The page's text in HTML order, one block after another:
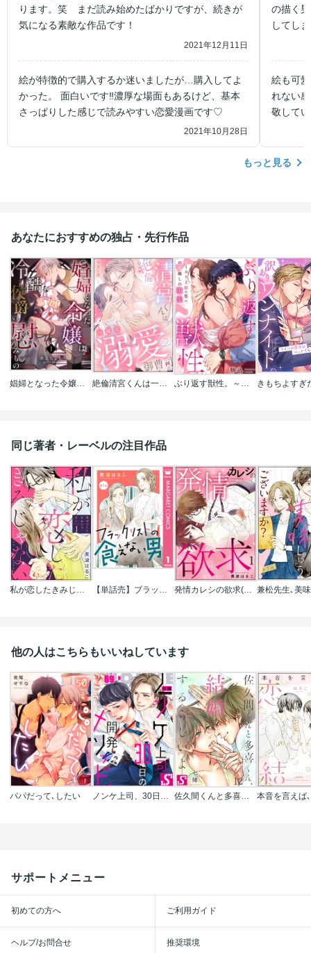
ります。笑 まだ読み始めたばかりですが、続きが
気になる素敵な作品です！
2021年12月11日
絵が特徴的で購入するか迷いましたが…購入してよ
かった。 面白いです‼︎濃厚な場面もあるけど、基本
さっぱりした感じで読みやすい恋愛漫画です♡
2021年10月28日
の描く
してし
絵も可
れない
敬して
もっと見る
あなたにおすすめの独占・先行作品
絶倫清宮くんは一途な溺愛御曹司 とろイキ求愛セックスが甘すぎて困ります(分冊版)
同じ著者・レーベルの注目作品
私が恋したきみじゃない(分冊版) 【単話売】ブラックリストの食えない男 発情カレシの欲求(分冊版)
他の人はこちらもいいねしています
パパだって､したい ノンケ上司、30日の開発メソッド 佐久間くんと多喜くん､結婚するらしいよ
サポートメニュー
初めての方へ ご利用ガイド
ヘルプ/お問合せ 推奨環境